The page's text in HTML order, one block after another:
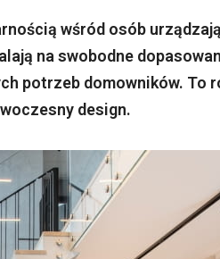
wśród osób
na swobodne
potrzeb domowników. To
design.